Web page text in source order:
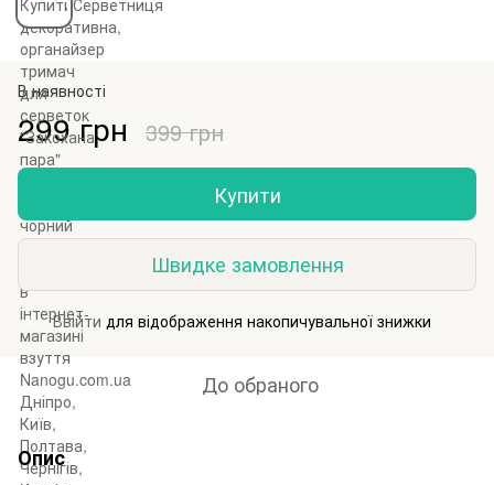
В наявності
299 грн 399 грн
Купити
Швидке замовлення
% Ввійти для відображення накопичувальної знижки
До обраного
Опис